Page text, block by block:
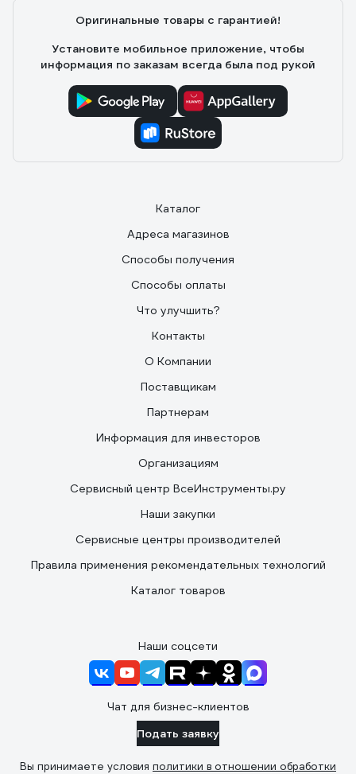
Оригинальные товары с гарантией!
Установите мобильное приложение, чтобы
информация по заказам всегда была под рукой
Каталог
Адреса магазинов
Способы получения
Способы оплаты
Что улучшить?
Контакты
О Компании
Поставщикам
Партнерам
Информация для инвесторов
Организациям
Сервисный центр ВсеИнструменты.ру
Наши закупки
Сервисные центры производителей
Правила применения рекомендательных технологий
Каталог товаров
Наши соцсети
Чат для бизнес-клиентов
Подать заявку
Вы принимаете условия политики в отношении обработки